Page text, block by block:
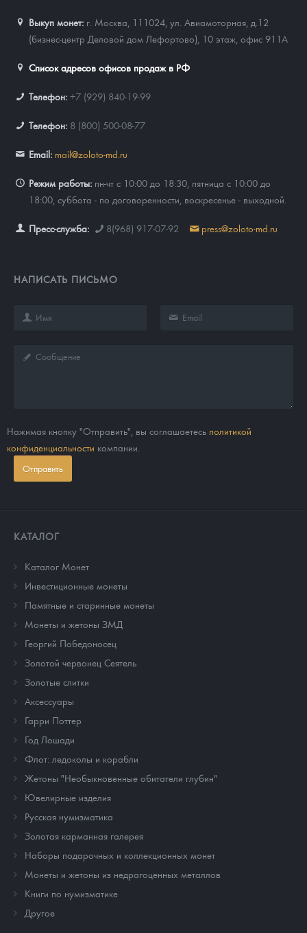
Выкуп монет: г. Москва, 111024, ул. Авиамоторная, д.12
(бизнес-центр Деловой дом Лефортово), 10 этаж, офис 911А
Список адресов офисов продаж в РФ
Телефон: +7 (929) 840-19-99
Телефон: 8 (800) 500-08-77
Email: mail@zoloto-md.ru
Режим работы: пн-чт с 10:00 до 18:30, пятница с 10:00 до
18:00, суббота - по договоренности, воскресенье - выходной.
Пресс-служба: 8(968) 917-07-92 press@zoloto-md.ru
НАПИСАТЬ ПИСЬМО
Нажимая кнопку "Отправить", вы соглашаетесь политикой
конфиденциальности компании.
Отправить
КАТАЛОГ
Каталог Монет
Инвестиционные монеты
Памятные и старинные монеты
Монеты и жетоны ЗМД
Георгий Победоносец
Золотой червонец Сеятель
Золотые слитки
Аксессуары
Гарри Поттер
Год Лошади
Флот: ледоколы и корабли
Жетоны "Необыкновенные обитатели глубин"
Ювелирные изделия
Русская нумизматика
Золотая карманная галерея
Наборы подарочных и коллекционных монет
Монеты и жетоны из недрагоценных металлов
Книги по нумизматике
Другое